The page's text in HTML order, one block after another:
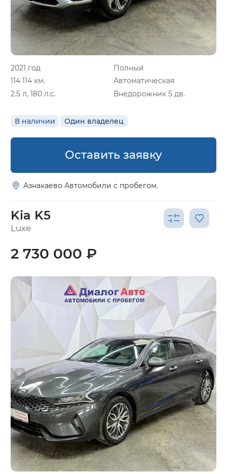
2021 год
Полный
114 114 км.
Автоматическая
2.5 л, 180 л.с.
Внедорожник 5 дв.
В наличии Один владелец
Оставить заявку
Азнакаево Автомобили с пробегом.
Kia K5
Luxe
2 730 000 ₽